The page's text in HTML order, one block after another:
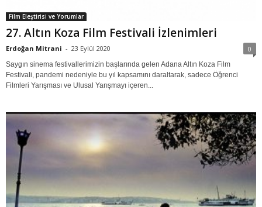
Film Eleştirisi ve Yorumlar
27. Altın Koza Film Festivali İzlenimleri
Erdoğan Mitrani - 23 Eylül 2020 0
Saygın sinema festivallerimizin başlarında gelen Adana Altın Koza Film
Festivali, pandemi nedeniyle bu yıl kapsamını daraltarak, sadece Öğrenci
Filmleri Yarışması ve Ulusal Yarışmayı içeren...